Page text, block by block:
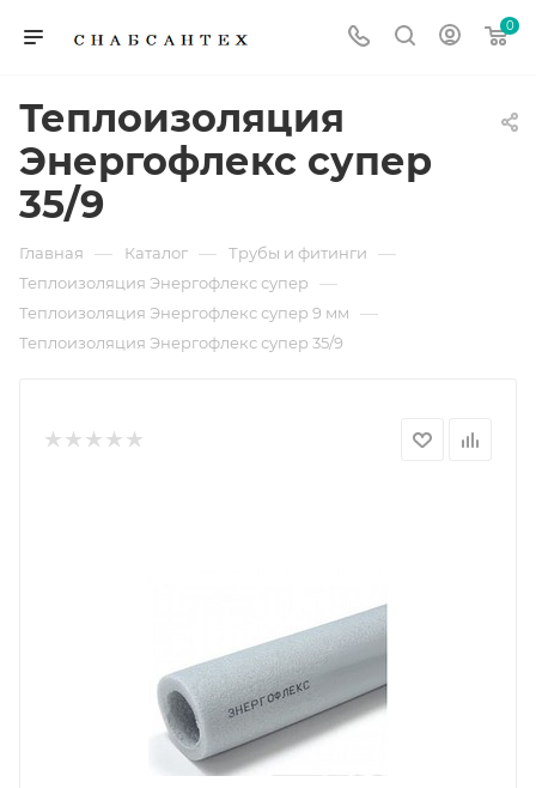
0
Теплоизоляция
Энергофлекс супер
35/9
Главная — Каталог — Трубы и фитинги —
Теплоизоляция Энергофлекс супер —
Теплоизоляция Энергофлекс супер 9 мм —
Теплоизоляция Энергофлекс супер 35/9